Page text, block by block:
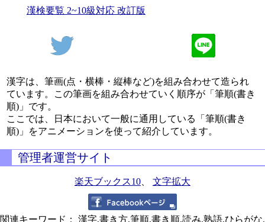
漢検要覧 2~10級対応 改訂版
漢字は、筆画(点・横棒・縦棒など)を組み合わせて造られ
ています。この筆画を組み合わせていく順序が「筆順(書き
順)」です。
ここでは、日本において一般に通用している「筆順(書き
順)」をアニメーションを使って紹介しています。
管理者運営サイト
楽天ブックス10 文字拡大
関連キーワード： 漢字,書き方,筆順,書き順,読み,熟語,ひらがな,